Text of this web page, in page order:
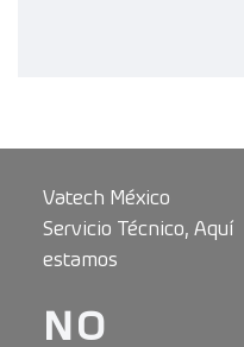
Vatech México
Servicio Técnico, Aquí
estamos
NO